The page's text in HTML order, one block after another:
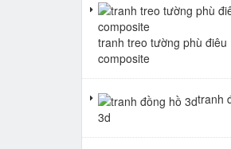
tranh treo tường phù điêu
composite
tranh
3d